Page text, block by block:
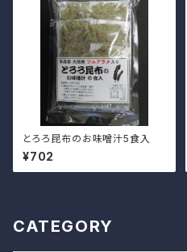
とろろ昆布のお味噌汁5食入
¥702
CATEGORY